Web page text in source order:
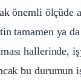
önemli ölçüde
tamamen ya da
hallerinde,
bu durumun